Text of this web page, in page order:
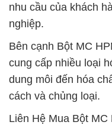
nhu cầu của khách
nghiệp.
Bên cạnh Bột MC
cung cấp nhiều loại
dung môi đến hóa
cách và chủng loại.
Liên Hệ Mua Bột